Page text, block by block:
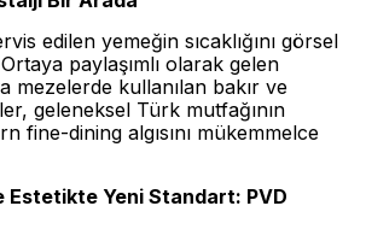
edilen yemeğin sıcaklığını görsel
paylaşımlı olarak gelen
mezelerde kullanılan bakır ve
geleneksel Türk mutfağının
fine-dining algısını mükemmelce
Estetikte Yeni Standart: PVD